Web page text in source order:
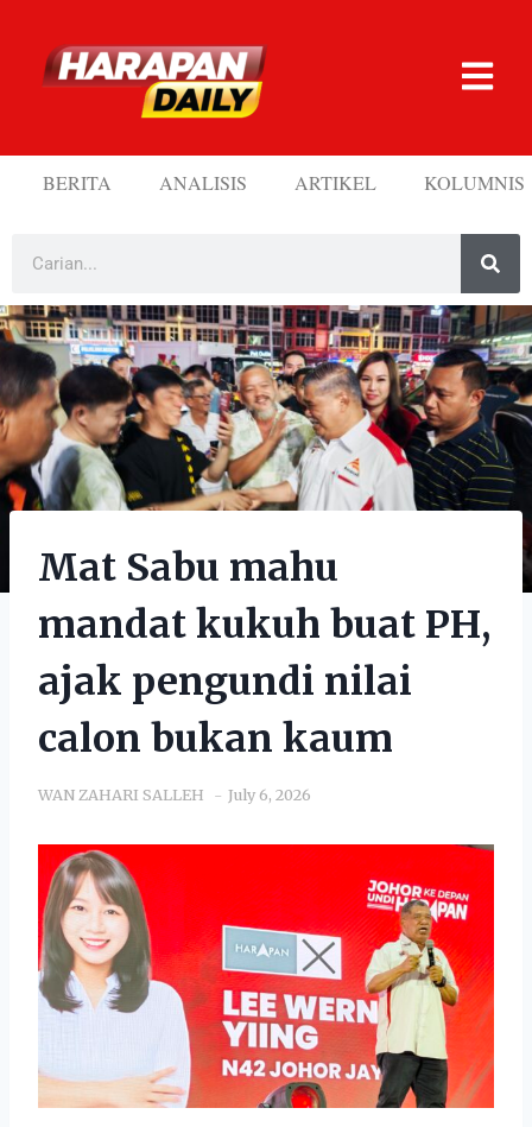
BERITA ANALISIS ARTIKEL KOLUMNIS
Mat Sabu mahu
mandat kukuh buat PH,
ajak pengundi nilai
calon bukan kaum
WAN ZAHARI SALLEH July 6, 2026